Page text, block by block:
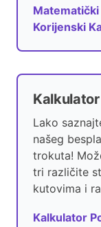
Korijenski
Lako
našeg
trokuta!
tri različite
kutovima i
Kalkulator